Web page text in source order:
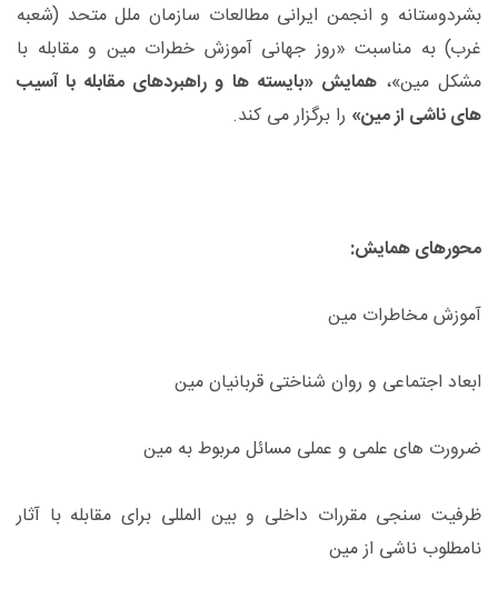
بشردوستانه و انجمن ایرانی مطالعات سازمان ملل متحد (شعبه
غرب) به مناسبت «روز جهانی آموزش خطرات مین و مقابله با
مشکل مین»،همایش «بایسته ها و راهبردهای مقابله با آسیب
های ناشی از مین» را برگزار می کند.
محورهای همایش:
آموزش مخاطرات مین
ابعاد اجتماعی و روان شناختی قربانیان مین
ضرورت های علمی و عملی مسائل مربوط به مین
ظرفیت سنجی مقررات داخلی و بین المللی برای مقابله با آثار
نامطلوب ناشی از مین